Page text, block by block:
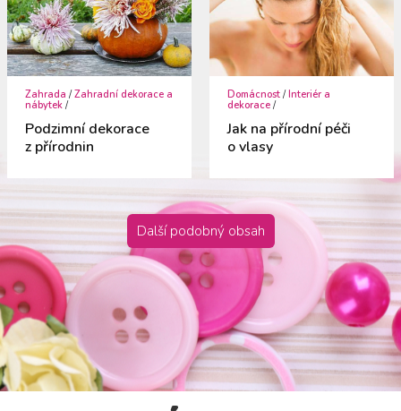
Zahrada /Zahradní dekorace a
nábytek /
Podzimní dekorace
z přírodnin
Domácnost /Interiér a
dekorace /
Jak na přírodní péči
o vlasy
Další podobný obsah